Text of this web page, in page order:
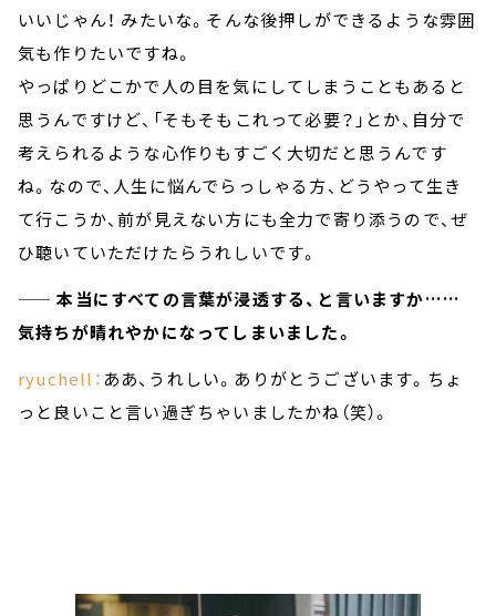
いいじゃん！ みたいな。そんな後押しができるような雰囲
気も作りたいですね。
やっぱりどこかで人の目を気にしてしまうこともあると
思うんですけど、「そもそもこれって必要？」とか、自分で
考えられるような心作りもすごく大切だと思うんです
ね。なので、人生に悩んでらっしゃる方、どうやって生き
て行こうか、前が見えない方にも全力で寄り添うので、ぜ
ひ聴いていただけたらうれしいです。
—— 本当にすべての言葉が浸透する、と言いますか……
気持ちが晴れやかになってしまいました。
ryuchell： ああ、うれしい。ありがとうございます。ちょ
っと良いこと言い過ぎちゃいましたかね（笑）。